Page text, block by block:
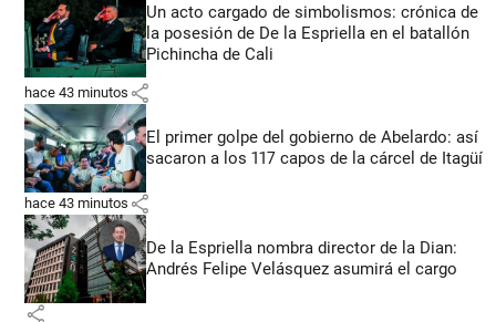
Un acto cargado de simbolismos: crónica de
la posesión de De la Espriella en el batallón
Pichincha de Cali
hace 43 minutos share
El primer golpe del gobierno de Abelardo: así
sacaron a los 117 capos de la cárcel de Itagüí
hace 43 minutos share
De la Espriella nombra director de la Dian:
Andrés Felipe Velásquez asumirá el cargo
share